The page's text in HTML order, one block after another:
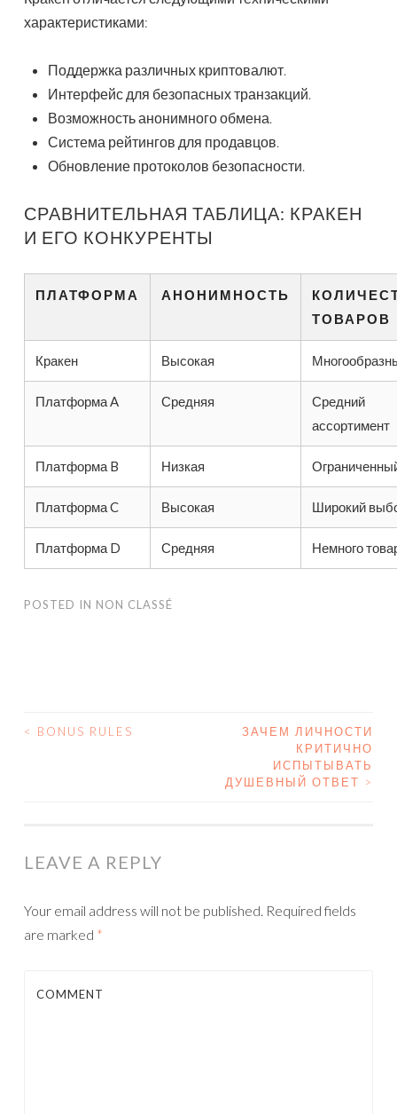
характеристиками:
Поддержка различных криптовалют.
Интерфейс для безопасных транзакций.
Возможность анонимного обмена.
Система рейтингов для продавцов.
Обновление протоколов безопасности.
СРАВНИТЕЛЬНАЯ ТАБЛИЦА: КРАКЕН
И ЕГО КОНКУРЕНТЫ
ПЛАТФОРМА АНОНИМНОСТЬ
ТОВАРОВ
Кракен Высокая
Платформа A Средняя
Средний
ассортимент
Платформа B Низкая
Платформа C Высокая Широкий
Платформа D Средняя Немного
POSTED IN NON CLASSÉ
< BONUS RULES
ЗАЧЕМ ЛИЧНОСТИ
КРИТИЧНО
ИСПЫТЫВАТЬ
ДУШЕВНЫЙ ОТВЕТ >
LEAVE A REPLY
Your email address will not be published. Required fields
are marked *
COMMENT